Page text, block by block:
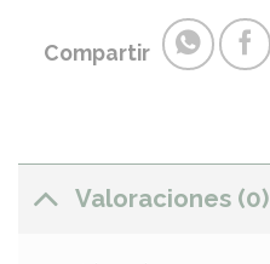
Compartir
Valoraciones (0)